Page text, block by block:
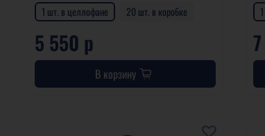
1 шт. в целлофане 20 шт. в коробке
5 550 р
В корзину